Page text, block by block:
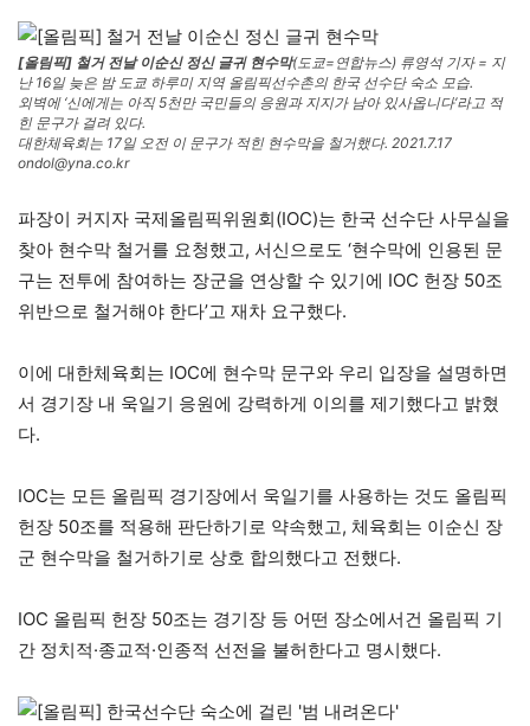
[올림픽] 철거 전날 이순신 정신 글귀 현수막(도쿄=연합뉴스) 류영석 기자 = 지
난 16일 늦은 밤 도쿄 하루미 지역 올림픽선수촌의 한국 선수단 숙소 모습.
외벽에 ‘신에게는 아직 5천만 국민들의 응원과 지지가 남아 있사옵니다’라고 적
힌 문구가 걸려 있다.
대한체육회는 17일 오전 이 문구가 적힌 현수막을 철거했다. 2021.7.17
ondol@yna.co.kr
파장이 커지자 국제올림픽위원회(IOC)는 한국 선수단 사무실을
찾아 현수막 철거를 요청했고, 서신으로도 ‘현수막에 인용된 문
구는 전투에 참여하는 장군을 연상할 수 있기에 IOC 헌장 50조
위반으로 철거해야 한다’고 재차 요구했다.
이에 대한체육회는 IOC에 현수막 문구와 우리 입장을 설명하면
서 경기장 내 욱일기 응원에 강력하게 이의를 제기했다고 밝혔
다.
IOC는 모든 올림픽 경기장에서 욱일기를 사용하는 것도 올림픽
헌장 50조를 적용해 판단하기로 약속했고, 체육회는 이순신 장
군 현수막을 철거하기로 상호 합의했다고 전했다.
IOC 올림픽 헌장 50조는 경기장 등 어떤 장소에서건 올림픽 기
간 정치적·종교적·인종적 선전을 불허한다고 명시했다.